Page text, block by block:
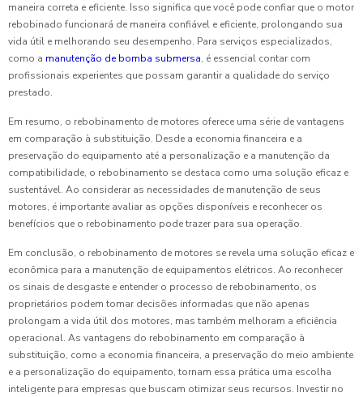
maneira correta e eficiente. Isso significa que você pode confiar que o motor
rebobinado funcionará de maneira confiável e eficiente, prolongando sua
vida útil e melhorando seu desempenho. Para serviços especializados,
como a manutenção de bomba submersa, é essencial contar com
profissionais experientes que possam garantir a qualidade do serviço
prestado.
Em resumo, o rebobinamento de motores oferece uma série de vantagens
em comparação à substituição. Desde a economia financeira e a
preservação do equipamento até a personalização e a manutenção da
compatibilidade, o rebobinamento se destaca como uma solução eficaz e
sustentável. Ao considerar as necessidades de manutenção de seus
motores, é importante avaliar as opções disponíveis e reconhecer os
benefícios que o rebobinamento pode trazer para sua operação.
Em conclusão, o rebobinamento de motores se revela uma solução eficaz e
econômica para a manutenção de equipamentos elétricos. Ao reconhecer
os sinais de desgaste e entender o processo de rebobinamento, os
proprietários podem tomar decisões informadas que não apenas
prolongam a vida útil dos motores, mas também melhoram a eficiência
operacional. As vantagens do rebobinamento em comparação à
substituição, como a economia financeira, a preservação do meio ambiente
e a personalização do equipamento, tornam essa prática uma escolha
inteligente para empresas que buscam otimizar seus recursos. Investir no